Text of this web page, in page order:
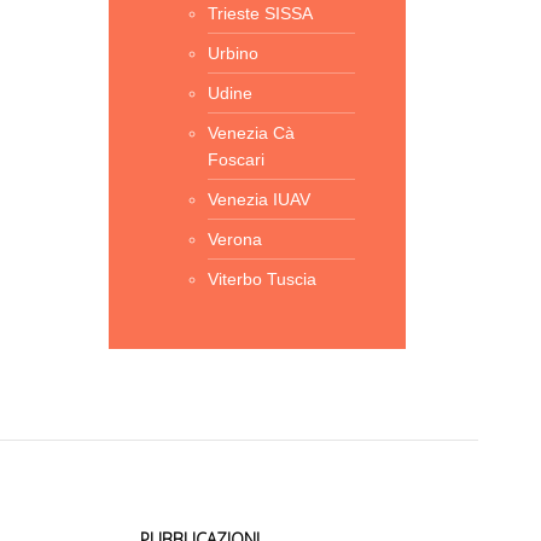
Trieste SISSA
Urbino
Udine
Venezia Cà
Foscari
Venezia IUAV
Verona
Viterbo Tuscia